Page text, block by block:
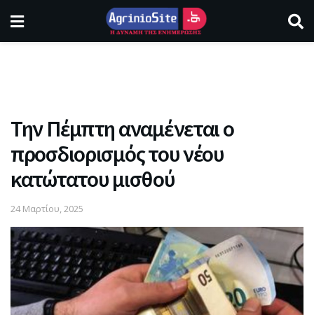
Την Πέμπτη αναμένεται ο
προσδιορισμός του νέου
κατώτατου μισθού
24 Μαρτίου, 2025